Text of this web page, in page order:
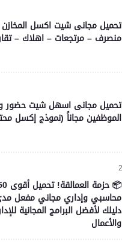
تحميل مجانى شيت اكسل
منصرف – مرتجعات – اهلاك –
تحميل مجانى اسهل شيت حضور
الموظفين مجاناً (نموذج إكسل
محاسبي وإداري مجاني مفعل
دليلك لأفضل البرامج المجانية
والأعمال